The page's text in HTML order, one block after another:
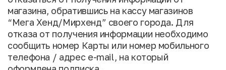
магазина, обратившись на кассу магазинов
“Мега Хенд/Мирхенд” своего города. Для
отказа от получения информации необходимо
сообщить номер Карты или номер мобильного
телефона / адрес e-mail, на который